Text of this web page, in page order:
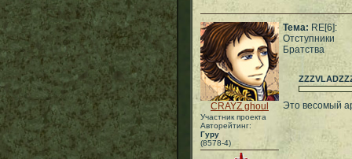
CRAYZ ghoul
Участник проекта
Авторейтинг:
Гуру
(8578-4)
Тема: RE[6]:
Отступники
Братства
Это весомый